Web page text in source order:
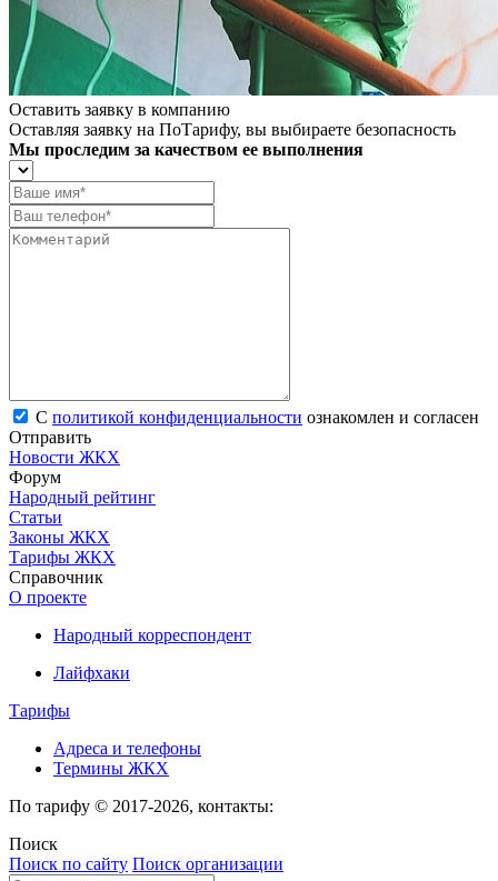
Оставить заявку в компанию
Оставляя заявку на ПоТарифу, вы выбираете безопасность
Мы проследим за качеством ее выполнения
С политикой конфиденциальности ознакомлен и согласен
Отправить
Новости ЖКХ
Форум
Народный рейтинг
Статьи
Законы ЖКХ
Тарифы ЖКХ
Справочник
О проекте
Народный корреспондент
Лайфхаки
Тарифы
Адреса и телефоны
Термины ЖКХ
По тарифу © 2017-2026, контакты:
Поиск
Поиск по сайту Поиск организации